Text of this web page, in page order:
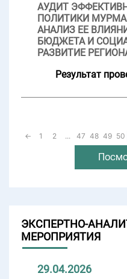
АУДИТ
ПОЛИТИКИ
АНАЛИЗ ЕЕ
БЮДЖЕТА И
РАЗВИТИЕ
Результат
← 1 2 ... 47 48 49 50
ЭКСПЕРТНО-
МЕРОПРИЯТИЯ
29.04.2026